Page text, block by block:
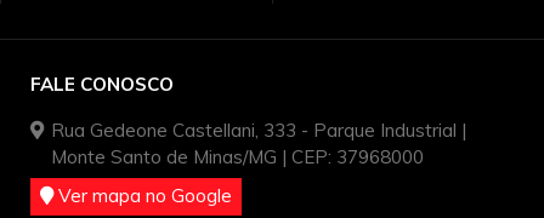
FALE CONOSCO
Rua Gedeone Castellani, 333 - Parque Industrial |
Monte Santo de Minas/MG | CEP: 37968000
Ver mapa no Google